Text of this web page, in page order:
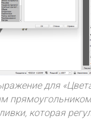
для
которая